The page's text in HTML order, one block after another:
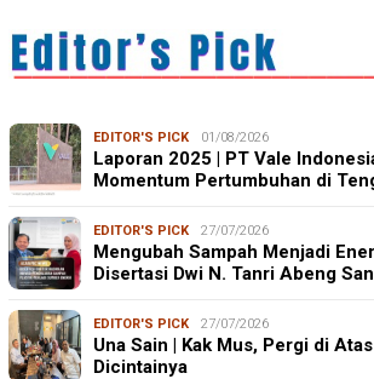
EDITOR'S PICK 01/08/2026
Laporan 2025 | PT Vale
Momentum Pertumbuhan di
EDITOR'S PICK 27/07/2026
Mengubah Sampah Menjadi
Disertasi Dwi N. Tanri Abeng
EDITOR'S PICK 27/07/2026
Una Sain | Kak Mus, Pergi di
Dicintainya